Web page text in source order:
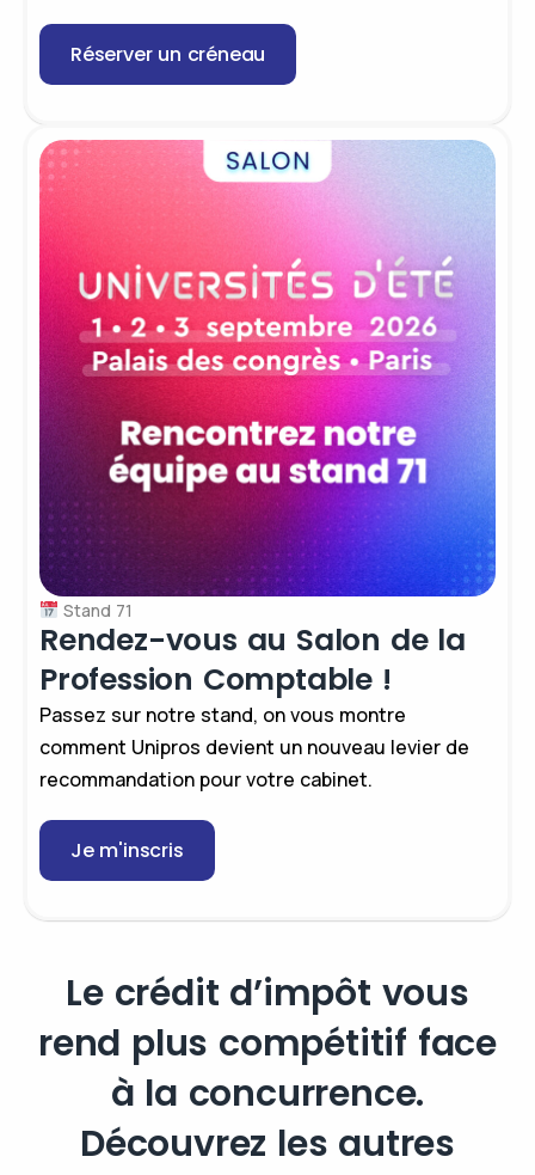
Réserver un créneau
Stand 71
Rendez-vous au Salon de la
Profession Comptable !
Passez sur notre stand, on vous montre
comment Unipros devient un nouveau levier de
recommandation pour votre cabinet.
Je m'inscris
Le crédit d’impôt vous
rend plus compétitif face
à la concurrence.
Découvrez les autres